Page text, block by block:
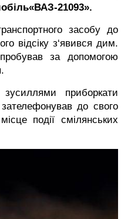
21093».
засобу до
відсіку з‘явився дим.
за допомогою
приборкати
до свого
події смілянських